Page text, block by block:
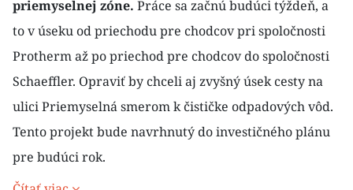
priemyselnej zóne. Práce sa začnú budúci týždeň, a
to v úseku od priechodu pre chodcov pri spoločnosti
Protherm až po priechod pre chodcov do spoločnosti
Schaeffler. Opraviť by chceli aj zvyšný úsek cesty na
ulici Priemyselná smerom k čističke odpadových vôd.
Tento projekt bude navrhnutý do investičného plánu
pre budúci rok.